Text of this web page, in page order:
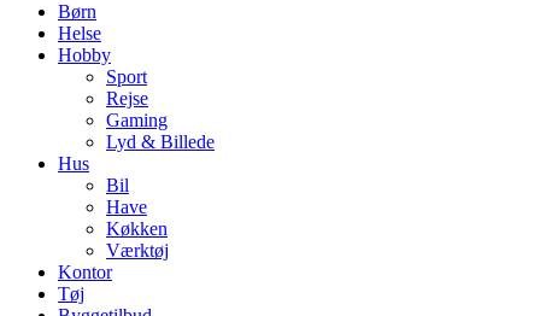
Børn
Helse
Hobby
Sport
Rejse
Gaming
Lyd & Billede
Hus
Bil
Have
Køkken
Værktøj
Kontor
Tøj